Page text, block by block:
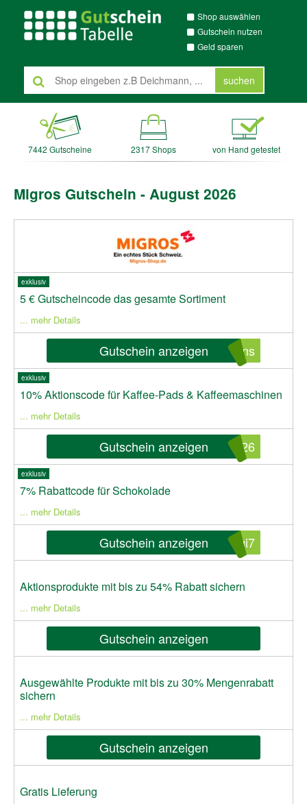
Shop auswählen
Gutschein nutzen
Geld sparen
suchen
7442 Gutscheine 2317 Shops von Hand getestet
Migros Gutschein - August 2026
5 € Gutscheincode das gesamte Sortiment
exklusiv
... mehr Details
Gutschein anzeigen ons
10% Aktionscode für Kaffee-Pads & Kaffeemaschinen
exklusiv
... mehr Details
Gutschein anzeigen 026
7% Rabattcode für Schokolade
exklusiv
... mehr Details
Gutschein anzeigen gi7
Aktionsprodukte mit bis zu 54% Rabatt sichern
... mehr Details
Gutschein anzeigen
Ausgewählte Produkte mit bis zu 30% Mengenrabatt
sichern
... mehr Details
Gutschein anzeigen
Gratis Lieferung